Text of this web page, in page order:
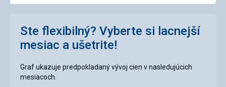
Ste flexibilný? Vyberte si lacnejší
mesiac a ušetrite!
Graf ukazuje predpokladaný vývoj cien v nasledujúcich
mesiacoch.